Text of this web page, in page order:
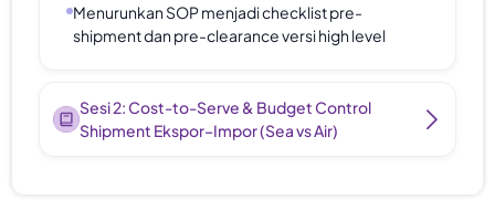
Menurunkan SOP menjadi checklist pre-
shipment dan pre-clearance versi high level
Sesi 2: Cost-to-Serve & Budget Control
Shipment Ekspor–Impor (Sea vs Air)